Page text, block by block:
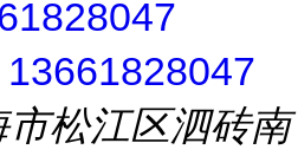
松江区泗砖南